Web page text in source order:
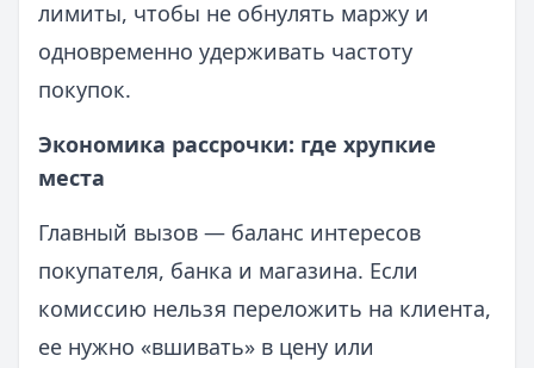
лимиты, чтобы не обнулять маржу и
одновременно удерживать частоту
покупок.
Экономика рассрочки: где хрупкие
места
Главный вызов — баланс интересов
покупателя, банка и магазина. Если
комиссию нельзя переложить на клиента,
ее нужно «вшивать» в цену или